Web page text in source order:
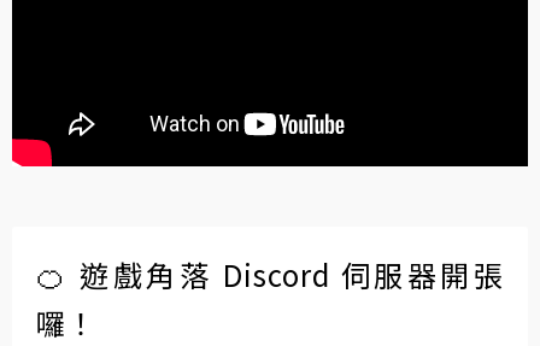
🍊 遊戲角落 Discord 伺服器開張
囉！